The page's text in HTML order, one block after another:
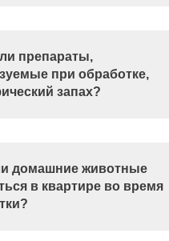
препараты,
при обработке,
запах?
домашние животные
в квартире во время